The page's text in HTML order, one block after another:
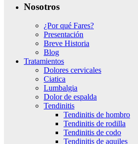
Nosotros
¿Por qué Fares?
Presentación
Breve Historia
Blog
Tratamientos
Dolores cervicales
Ciatica
Lumbalgia
Dolor de espalda
Tendinitis
Tendinitis de hombro
Tendinitis de rodilla
Tendinitis de codo
Tendinitis de aquiles